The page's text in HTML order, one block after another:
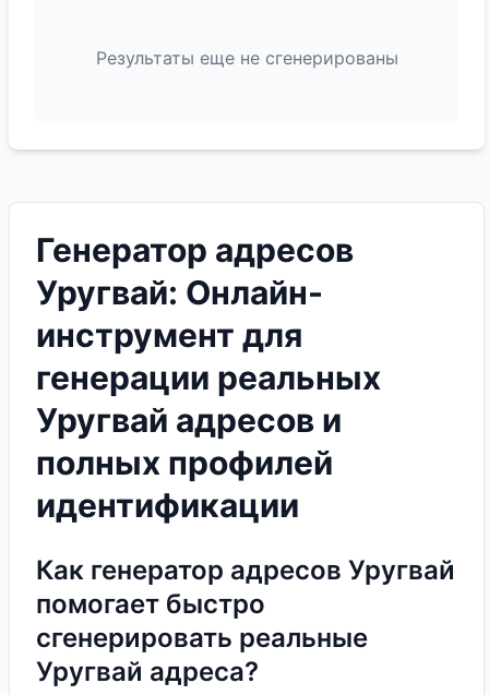
Результаты еще не сгенерированы
Генератор адресов
Уругвай: Онлайн-
инструмент для
генерации реальных
Уругвай адресов и
полных профилей
идентификации
Как генератор адресов Уругвай
помогает быстро
сгенерировать реальные
Уругвай адреса?